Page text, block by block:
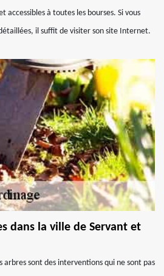
accessibles à toutes les bourses. Si vous
il suffit de visiter son site Internet.
dans la ville de Servant et
arbres sont des interventions qui ne sont pas